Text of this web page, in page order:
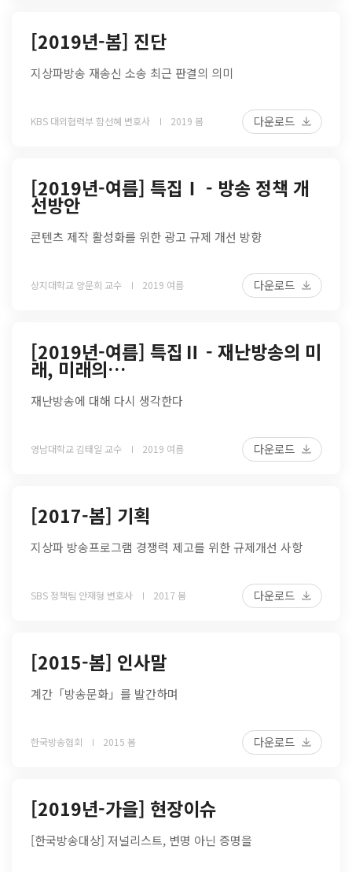
[2019년-봄] 진단
지상파방송 재송신 소송 최근 판결의 의미
KBS 대외협력부 함선혜 변호사 2019 봄 다운로드
[2019년-여름] 특집Ⅰ - 방송 정책 개
선방안
콘텐츠 제작 활성화를 위한 광고 규제 개선 방향
상지대학교 양문희 교수 2019 여름 다운로드
[2019년-여름] 특집Ⅱ - 재난방송의 미
래, 미래의…
재난방송에 대해 다시 생각한다
영남대학교 김태일 교수 2019 여름 다운로드
[2017-봄] 기획
지상파 방송프로그램 경쟁력 제고를 위한 규제개선 사항
SBS 정책팀 안재형 변호사 2017 봄 다운로드
[2015-봄] 인사말
계간「방송문화」를 발간하며
한국방송협회 2015 봄 다운로드
[2019년-가을] 현장이슈
[한국방송대상] 저널리스트, 변명 아닌 증명을